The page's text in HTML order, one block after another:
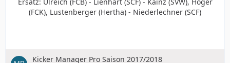
(FCK), Lustenberger (Hertha) - Niederlechner (SCF)
Kicker Manager Pro Saison 2017/2018